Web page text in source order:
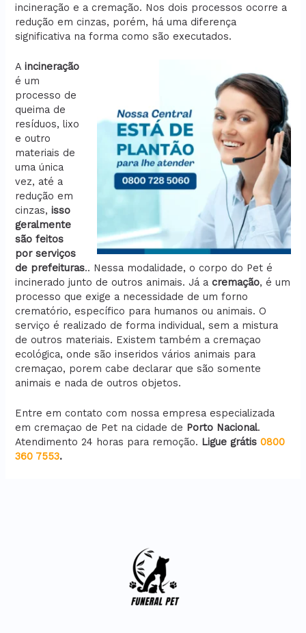
incineração e a cremação. Nos dois processos ocorre a
redução em cinzas, porém, há uma diferença
significativa na forma como são executados.
Aincineração
é um
processo de
queima de
resíduos, lixo
e outro
materiais de
uma única
vez, até a
redução em
cinzas,isso
geralmente
são feitos
por serviços
de prefeituras.. Nessa modalidade, o corpo do Pet é
incinerado junto de outros animais. Já acremação, é um
processo que exige a necessidade de um forno
crematório, específico para humanos ou animais. O
serviço é realizado de forma individual, sem a mistura
de outros materiais. Existem também a cremaçao
ecológica, onde são inseridos vários animais para
cremaçao, porem cabe declarar que são somente
animais e nada de outros objetos.
Entre em contato com nossa empresa especializada
em cremaçao de Pet na cidade de Porto Nacional.
Atendimento 24 horas para remoção. Ligue grátis0800
360 7553.